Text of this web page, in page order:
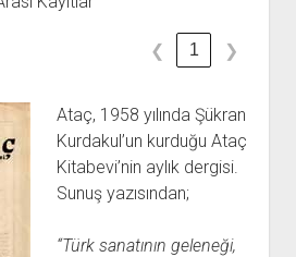
❮ 1 ❯
Ataç, 1958 yılında Şükran
Kurdakul’un kurduğu Ataç
Kitabevi’nin aylık dergisi.
Sunuş yazısından;
“Türk sanatının geleneği,